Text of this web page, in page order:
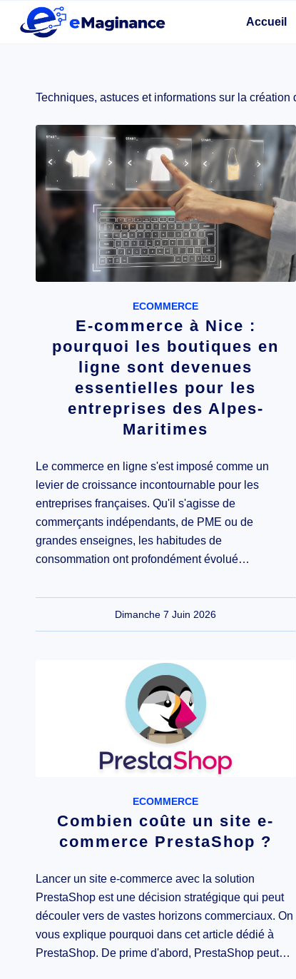
Accueil
Techniques, astuces et informations sur la création
ECOMMERCE
E-commerce à Nice :
pourquoi les boutiques en
ligne sont devenues
essentielles pour les
entreprises des Alpes-
Maritimes
Le commerce en ligne s'est imposé comme un
levier de croissance incontournable pour les
entreprises françaises. Qu'il s'agisse de
commerçants indépendants, de PME ou de
grandes enseignes, les habitudes de
consommation ont profondément évolué…
Dimanche 7 Juin 2026
ECOMMERCE
Combien coûte un site e-
commerce PrestaShop ?
Lancer un site e-commerce avec la solution
PrestaShop est une décision stratégique qui peut
découler vers de vastes horizons commerciaux. On
vous explique pourquoi dans cet article dédié à
PrestaShop. De prime d'abord, PrestaShop peut…